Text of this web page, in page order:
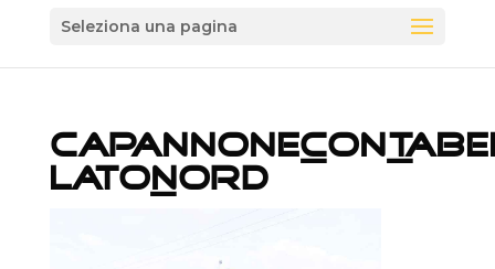
Seleziona una pagina
LATO_NORD